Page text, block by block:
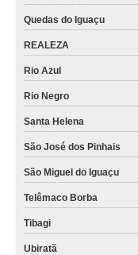
Quedas do Iguaçu
REALEZA
Rio Azul
Rio Negro
Santa Helena
São José dos Pinhais
São Miguel do Iguaçu
Telêmaco Borba
Tibagi
Ubiratã